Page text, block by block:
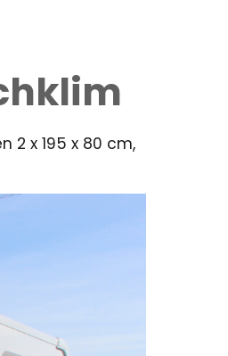
2 x 195 x 80 cm,